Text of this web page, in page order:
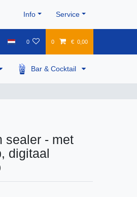
Info Service
0 0 € 0,00
Bar & Cocktail
sealer - met
digitaal